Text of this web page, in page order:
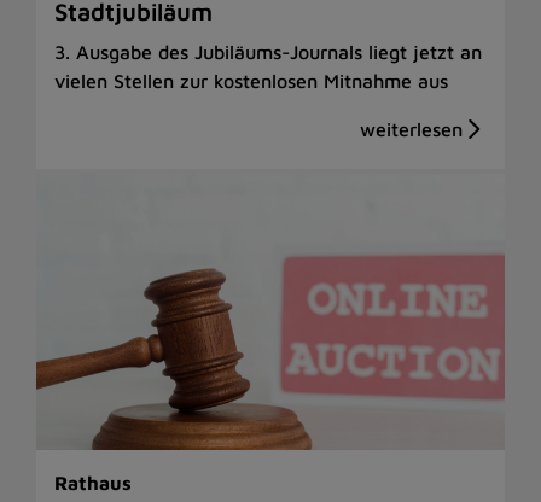
Stadtjubiläum
3. Ausgabe des Jubiläums-Journals liegt jetzt an
vielen Stellen zur kostenlosen Mitnahme aus
Rathaus